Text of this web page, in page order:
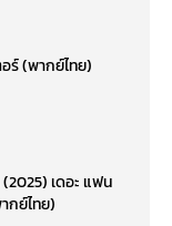
ร์ (พากย์ไทย)
เดอะ แฟน
กย์ไทย)